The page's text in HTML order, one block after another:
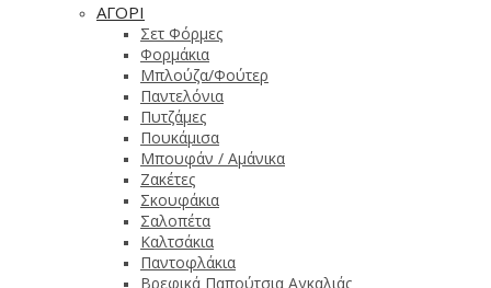
ΑΓΟΡΙ
Σετ Φόρμες
Φορμάκια
Μπλούζα/Φούτερ
Παντελόνια
Πυτζάμες
Πουκάμισα
Μπουφάν / Αμάνικα
Ζακέτες
Σκουφάκια
Σαλοπέτα
Καλτσάκια
Παντοφλάκια
Βρεφικά Παπούτσια Αγκαλιάς